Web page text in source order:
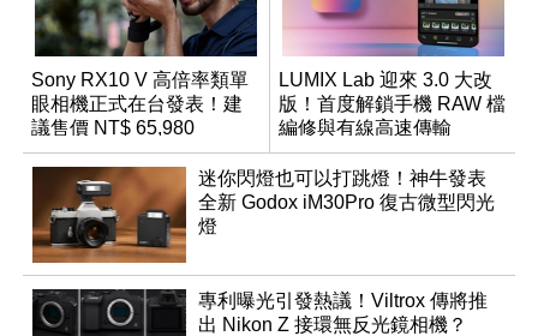
Sony RX10 V 高倍率類單
眼相機正式在台發表！建
議售價 NT$ 65,980
LUMIX Lab 迎來 3.0 大改
版！首度解鎖手機 RAW 檔
編修與有線高速傳輸
迷你閃燈也可以打跳燈！神牛發表
全新 Godox iM30Pro 復古微型閃光
燈
專利曝光引發熱議！Viltrox 傳將推
出 Nikon Z 接環無反光鏡相機？